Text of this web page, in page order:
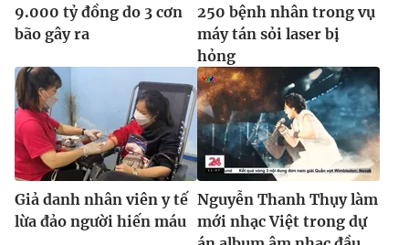
Ðiện thoại Thời báo VTV:024.66 897 897
Email:toasoan@vtv.vn
024-7300.7108
9.000 tỷ đồng do 3 cơn
bão gây ra
250 bệnh nhân trong vụ
máy tán sỏi laser bị
hỏng
Giả danh nhân viên y tế
lừa đảo người hiến máu
Nguyễn Thanh Thụy làm
mới nhạc Việt trong dự